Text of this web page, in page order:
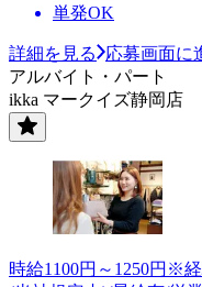
単発OK
詳細を見る
応募画面に
アルバイト・パート
ikka マークイズ静岡店
時給1100円～1250円※